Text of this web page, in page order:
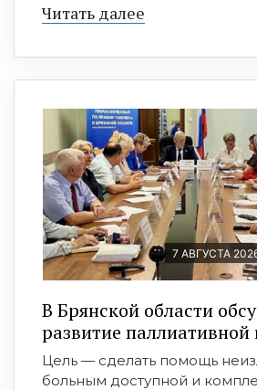
Читать далее
7 АВГУСТА
В Брянской области
развитие
Цель — сделать помощь
больным доступной и